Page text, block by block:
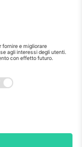
controlla la